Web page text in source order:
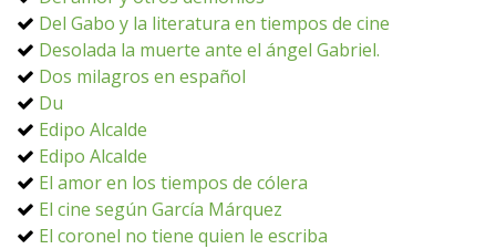
Del Gabo y la literatura en tiempos de cine
Desolada la muerte ante el ángel Gabriel.
Dos milagros en español
Du
Edipo Alcalde
Edipo Alcalde
El amor en los tiempos de cólera
El cine según García Márquez
El coronel no tiene quien le escriba